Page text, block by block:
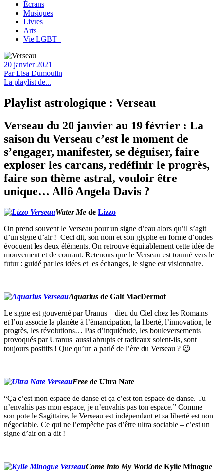
Écrans
Musiques
Livres
Arts
Vie LGBT+
20 janvier 2021
ParLisa Dumoulin
La playlist de...
Playlist astrologique : Verseau
Verseau du 20 janvier au 19 février : La
saison du Verseau c’est le moment de
s’engager, manifester, se déguiser, faire
exploser les carcans, redéfinir le progrès,
faire son thème astral, vouloir être
unique… Allô Angela Davis ?
Water Me de Lizzo
On prend souvent le Verseau pour un signe d’eau alors qu’il s’agit
d’un signe d’air ! Ceci dit, son nom et son glyphe en forme d’ondes
évoquent les deux éléments. On retrouve équitablement cette idée de
mouvement et de courant. Retenons que le Verseau est tourné vers le
futur : guidé par les idées et les échanges, le signe est visionnaire.
Aquarius de Galt MacDermot
Le signe est gouverné par Uranus – dieu du Ciel chez les Romains –
et l’on associe la planète à l’émancipation, la liberté, l’innovation, le
progrès, les révolutions… Pas d’inquiétude, les bouleversements
provoqués par Uranus, aussi abrupts et radicaux soient-ils, sont
toujours positifs ! Quelqu’un a parlé de l’ère du Verseau ? 😉
Free de Ultra Nate
“Ça c’est mon espace de danse et ça c’est ton espace de danse. Tu
n’envahis pas mon espace, je n’envahis pas ton espace.” Comme
son pote le Sagittaire, le Verseau est indépendant et sa liberté est non
négociable. Ce qui ne l’empêche pas d’être ultra sociable – c’est un
signe d’air on a dit !
Come Into My Worldde Kylie Minogue